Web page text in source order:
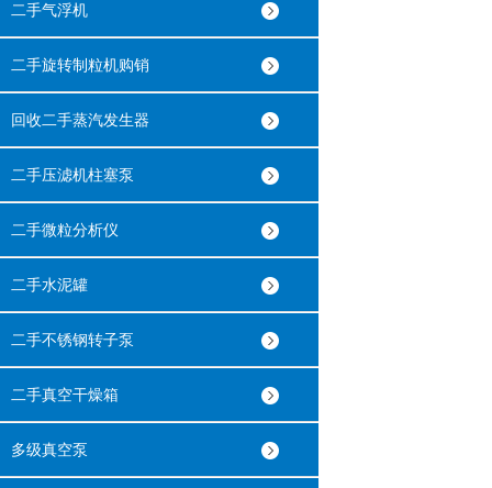
二手气浮机
二手旋转制粒机购销
回收二手蒸汽发生器
二手压滤机柱塞泵
二手微粒分析仪
二手水泥罐
二手不锈钢转子泵
二手真空干燥箱
多级真空泵